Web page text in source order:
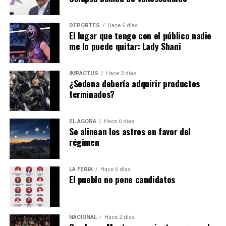
Hasta la fecha todavía es un misterio el motivo de la
renuncia de
Alfredo Vázquez… pero es de sabios
cambiar de opinión y la decisión está en el escritorio de
Pedro Rodríguez
un trabajo conjunto.
DEPORTES Hace 6 días
El lugar que tengo con el público nadie
me lo puede quitar: Lady Shani
IMPACTUS Hace 3 días
¿Sedena debería adquirir productos
terminados?
EL ÁGORA Hace 6 días
Se alinean los astros en favor del
régimen
LA FERIA Hace 6 días
El pueblo no pone candidatos
NACIONAL Hace 2 días